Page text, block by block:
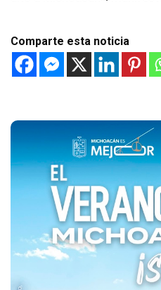
Comparte esta noticia